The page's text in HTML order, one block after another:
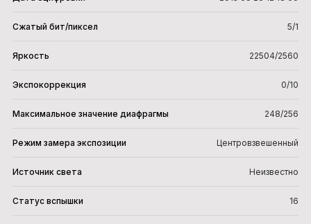
Сжатый бит/пиксел 5/1
Яркость 22504/2560
Экспокоррекция 0/10
Максимальное значение диафрагмы 248/256
Режим замера экспозиции Центровзвешенный
Источник света Неизвестно
Статус вспышки 16